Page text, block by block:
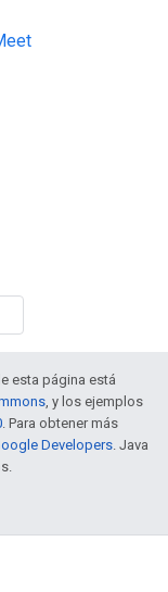
esta página está
, y los ejemplos
. Para obtener más
Developers. Java